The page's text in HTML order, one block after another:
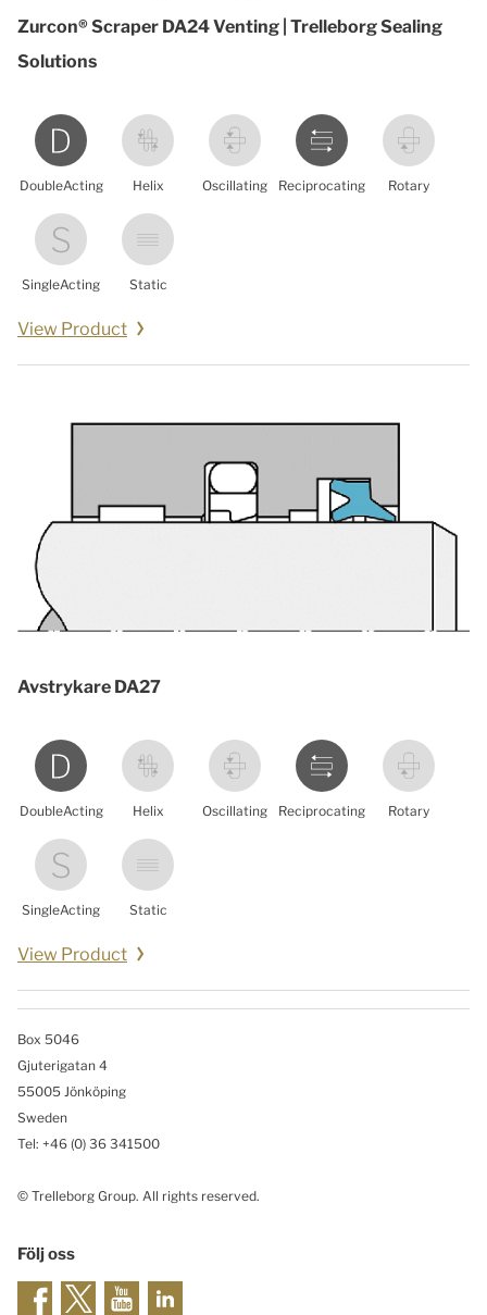
Zurcon® Scraper DA24 Venting | Trelleborg Sealing
Solutions
DoubleActing Helix Oscillating Reciprocating Rotary
SingleActing Static
View Product
Avstrykare DA27
DoubleActing Helix Oscillating Reciprocating Rotary
SingleActing Static
View Product
Box 5046
Gjuterigatan 4
55005 Jönköping
Sweden
Tel: +46 (0) 36 341500
© Trelleborg Group. All rights reserved.
Följ oss